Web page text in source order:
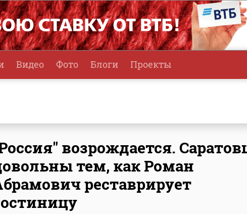
Видео Фото Блоги Проекты
возрождается.
тем, как Роман
реставрирует